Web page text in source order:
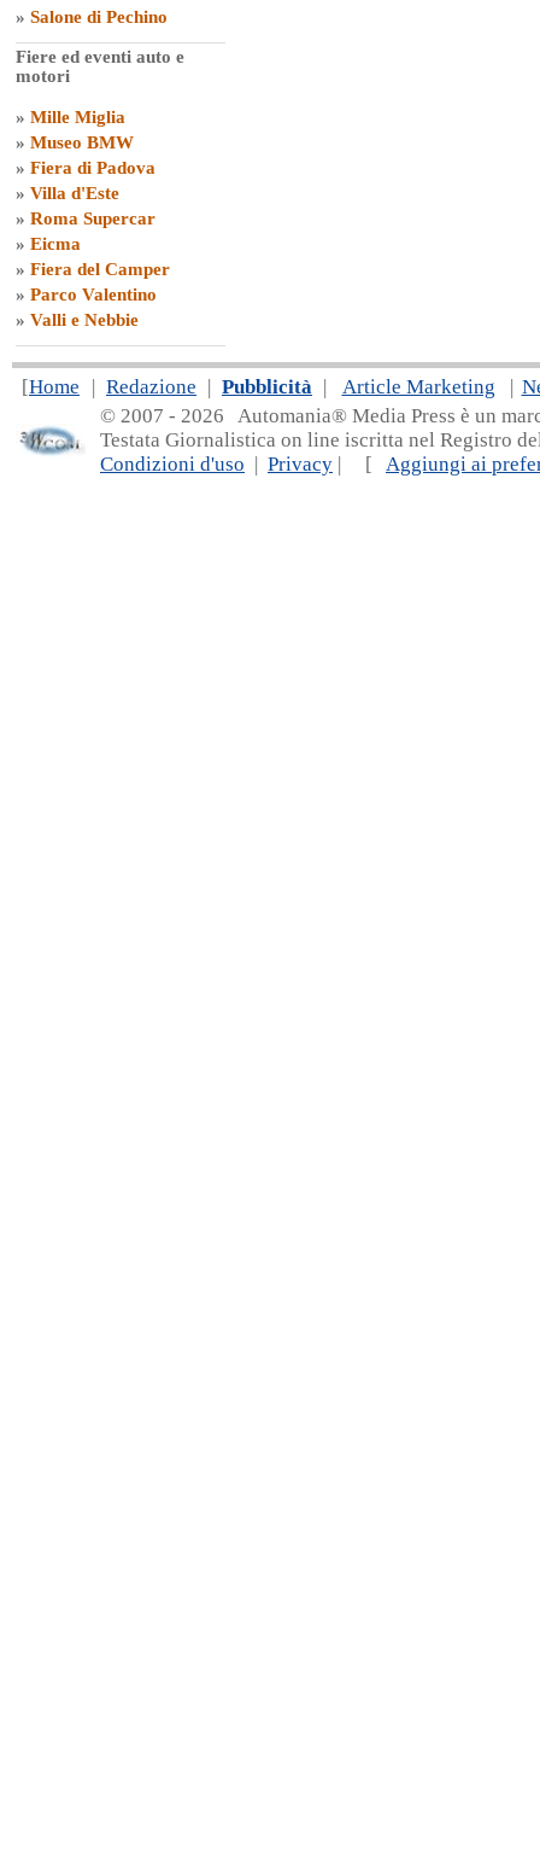
» Salone di Pechino
Fiere ed eventi auto e
motori
» Mille Miglia
» Museo BMW
» Fiera di Padova
» Villa d'Este
» Roma Supercar
» Eicma
» Fiera del Camper
» Parco Valentino
» Valli e Nebbie
[Home | Redazione | Pubblicità | Article Marketing |
© 2007 - 2026 Automania® Media Press è un
Testata Giornalistica on line iscritta nel Registro
Condizioni d'uso | Privacy | [ Aggiungi ai